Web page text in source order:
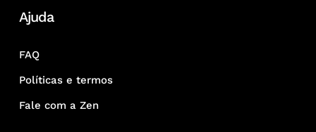
Ajuda
FAQ
Políticas e termos
Fale com a Zen